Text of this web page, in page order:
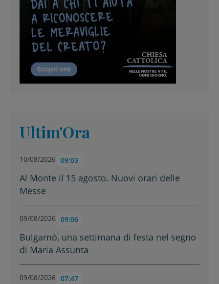
Ultim'Ora
10/08/2026 09:03
Al Monte il 15 agosto. Nuovi orari delle
Messe
09/08/2026 09:06
Bulgarnò, una settimana di festa nel segno
di Maria Assunta
09/08/2026 07:47